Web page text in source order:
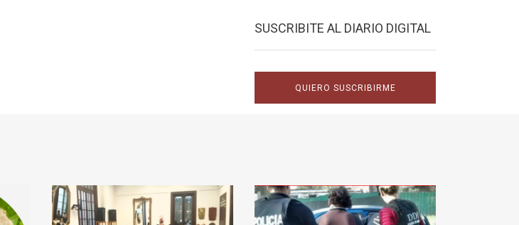
SUSCRIBITE AL DIARIO DIGITAL
QUIERO SUSCRIBIRME